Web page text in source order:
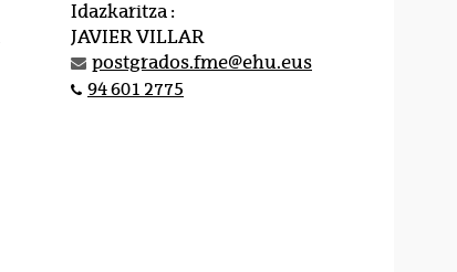
Idazkaritza :
JAVIER VILLAR
postgrados.fme@ehu.eus
94 601 2775